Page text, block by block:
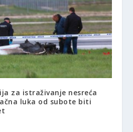
za istraživanje nesreća
luka od subote biti